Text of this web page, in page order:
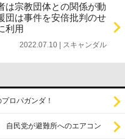
宗教団体との関係が動
は事件を安倍批判のせ
利用
2022.07.10 | スキャンダル
ロパガンダ！
自民党が避難所へのエアコン